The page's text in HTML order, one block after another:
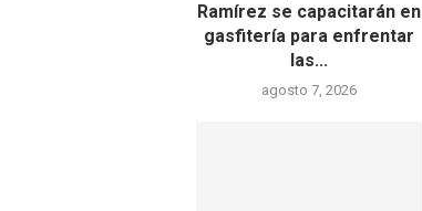
Ramírez se capacitarán en
gasfitería para enfrentar
las...
agosto 7, 2026